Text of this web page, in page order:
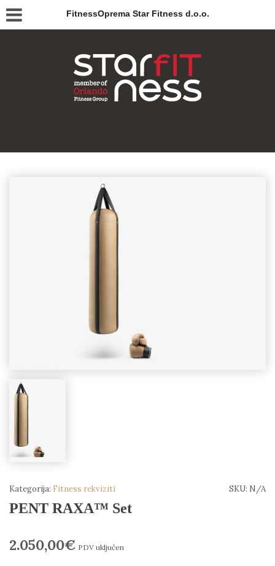
FitnessOprema Star Fitness d.o.o.
SKU: N/A
Kategorija: Fitness rekviziti
PENT RAXA™ Set
2.050,00€ PDV uključen